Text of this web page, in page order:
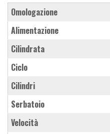
Omologazione
Alimentazione
Cilindrata
Ciclo
Cilindri
Serbatoio
Velocità